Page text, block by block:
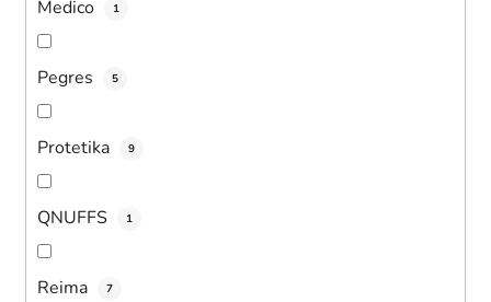
Medico 1
Pegres 5
Protetika 9
QNUFFS 1
Reima 7